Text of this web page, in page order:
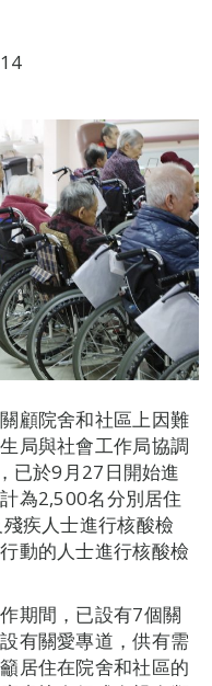
顧院舍和社區上因難
局與社會工作局協調
已於9月27日開始進
為2,500名分別居住
疾人士進行核酸檢
動的人士進行核酸檢
期間，已設有7個關
有關愛專道，供有需
居住在院舍和社區的